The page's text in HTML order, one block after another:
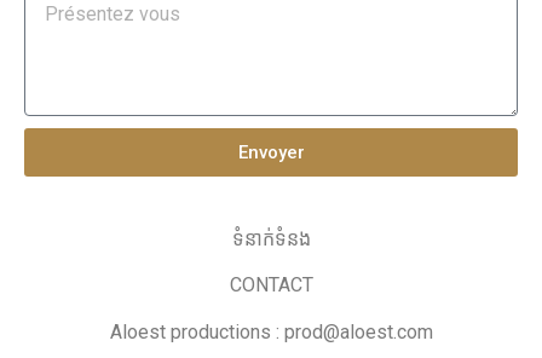
Envoyer
ទំនាក់ទំនង
CONTACT
Aloest productions : prod@aloest.com